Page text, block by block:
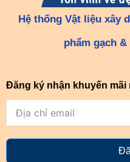
Hệ thống Vật liệu xây
phẩm gạch
Đăng ký nhận khuyến mãi